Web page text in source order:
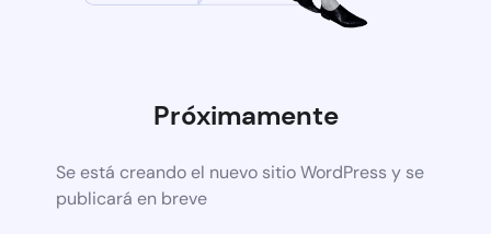
Próximamente
Se está creando el nuevo sitio WordPress y se
publicará en breve